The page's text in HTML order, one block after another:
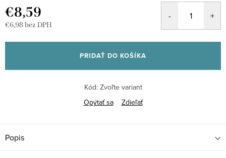
€8,59
€6,98 bez DPH
cena:
PRIDAŤ DO KOŠÍKA
Kód: Zvoľte variant
Opýtať sa
Zdieľať
Popis